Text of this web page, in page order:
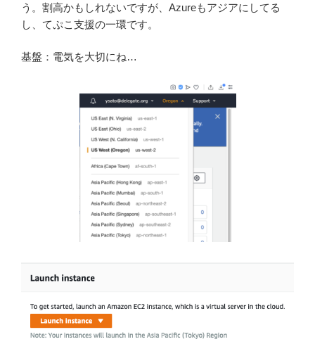
う。割高かもしれないですが、Azureもアジアにしてる
し、てぷこ支援の一環です。
基盤：電気を大切にね…